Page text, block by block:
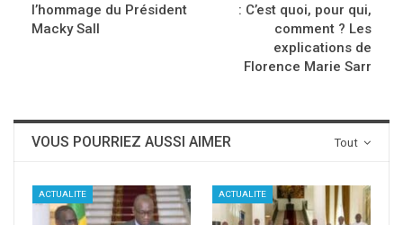
l’hommage du Président
Macky Sall
: C’est quoi, pour qui,
comment ? Les
explications de
Florence Marie Sarr
Tout
VOUS POURRIEZ AUSSI AIMER
ACTUALITE ACTUALITE